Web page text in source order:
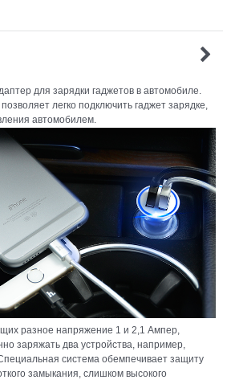
для зарядки гаджетов в автомобиле.
легко подключить гаджет зарядке,
автомобилем.
разное напряжение 1 и 2,1 Ампер,
заряжать два устройства, например,
система обемпечивает защиту
замыкания, слишком высокого